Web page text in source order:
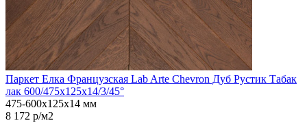
Паркет Елка Французская Lab Arte Chevron Дуб Рустик Табак
лак 600/475х125х14/3/45°
475-600х125х14 мм
8 172 р/м2